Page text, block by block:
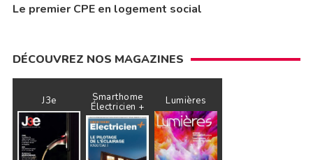
Le premier CPE en logement social
DÉCOUVREZ NOS MAGAZINES
J3e Smarthome
Électricien + Lumières